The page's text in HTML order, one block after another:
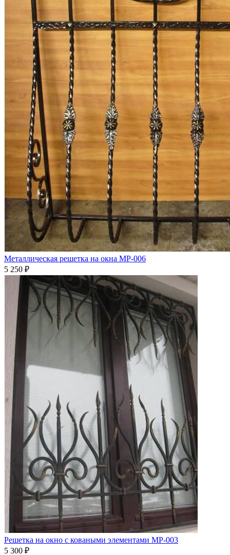
Металлическая решетка на окна МР-006
5 250 ₽
Решетка на окно с коваными элементами МР-003
5 300 ₽